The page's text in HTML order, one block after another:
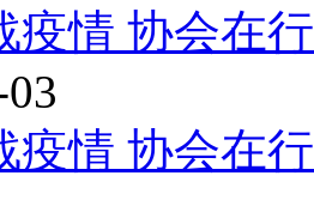
疫情 协会在
疫情 协会在